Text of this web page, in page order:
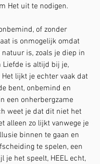
Het uit te nodigen.
of zonder
is onmogelijk omdat
is, zoals je diep in
Liefde is altijd bij je,
lijkt je echter vaak dat
bent, onbemind en
een onherbergzame
weet je dat dit niet het
alleen zo lijkt vanwege je
binnen te gaan en
te spelen, een
je het speelt, HEEL echt,